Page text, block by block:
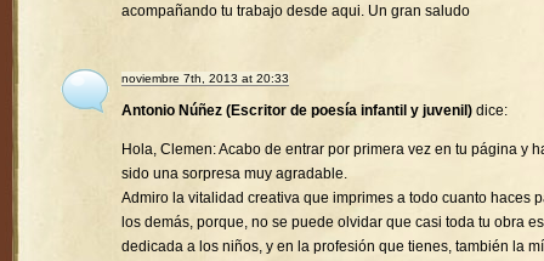
acompañando tu trabajo desde aqui. Un gran saludo
noviembre 7th, 2013 at 20:33
Antonio Núñez (Escritor de poesía infantil y juvenil) dice:
Hola, Clemen: Acabo de entrar por primera vez en tu página y
sido una sorpresa muy agradable.
Admiro la vitalidad creativa que imprimes a todo cuanto haces
los demás, porque, no se puede olvidar que casi toda tu obra
dedicada a los niños, y en la profesión que tienes, también la